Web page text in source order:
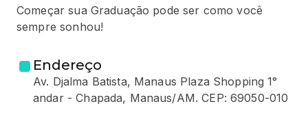
Começar sua Graduação pode ser como você
sempre sonhou!
Endereço
Av. Djalma Batista, Manaus Plaza Shopping 1°
andar - Chapada, Manaus/AM. CEP: 69050-010